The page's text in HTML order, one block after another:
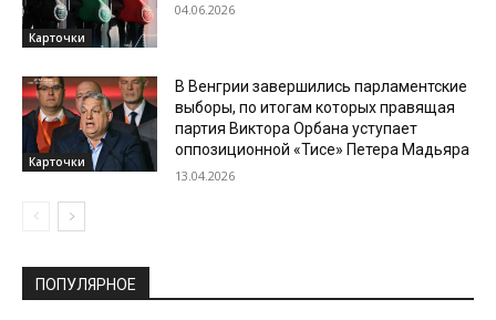
Карточки
04.06.2026
Карточки
В Венгрии завершились парламентские
выборы, по итогам которых правящая
партия Виктора Орбана уступает
оппозиционной «Тисе» Петера Мадьяра
13.04.2026
ПОПУЛЯРНОЕ